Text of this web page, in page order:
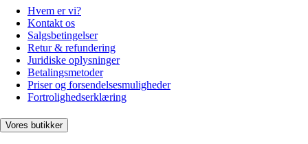
Hvem er vi?
Kontakt os
Salgsbetingelser
Retur & refundering
Juridiske oplysninger
Betalingsmetoder
Priser og forsendelsesmuligheder
Fortrolighedserklæring
Vores butikker